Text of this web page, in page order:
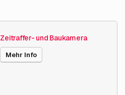
Zeitraffer- und Baukamera
Mehr Info